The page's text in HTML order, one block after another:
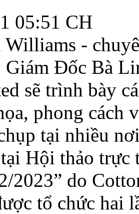
05:51 CH
Williams -
Giám Đốc Bà
sẽ trình bày
phong cách
tại nhiều
Hội thảo trực
2023” do
tổ chức hai